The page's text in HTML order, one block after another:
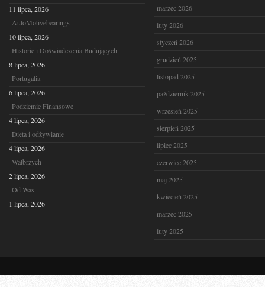
11 lipca, 2026
AutoMotivebearings
10 lipca, 2026
Historie i Doświadczenia Budujących
8 lipca, 2026
Portugalia
6 lipca, 2026
Podziemie Finansowe
4 lipca, 2026
Dieta i odżywianie
4 lipca, 2026
Wałbrzych
2 lipca, 2026
Od Was
1 lipca, 2026
marzec 2026
luty 2026
styczeń 2026
grudzień 2025
listopad 2025
październik 2025
wrzesień 2025
sierpień 2025
lipiec 2025
czerwiec 2025
maj 2025
kwiecień 2025
marzec 2025
luty 2025